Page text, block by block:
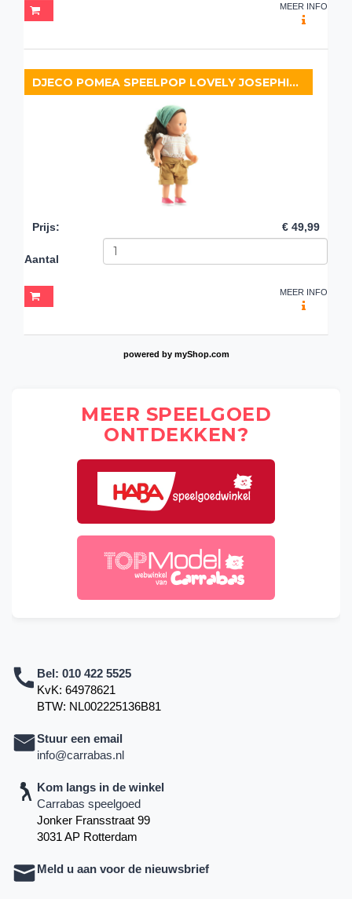
MEER INFO
DJECO POMEA SPEELPOP LOVELY JOSEPHINE
Prijs: € 49,99
Aantal
MEER INFO
powered by myShop.com
MEER SPEELGOED
ONTDEKKEN?
Bel: 010 422 5525
KvK: 64978621
BTW: NL002225136B81
Stuur een email
info@carrabas.nl
Kom langs in de winkel
Carrabas speelgoed
Jonker Fransstraat 99
3031 AP Rotterdam
Meld u aan voor de nieuwsbrief